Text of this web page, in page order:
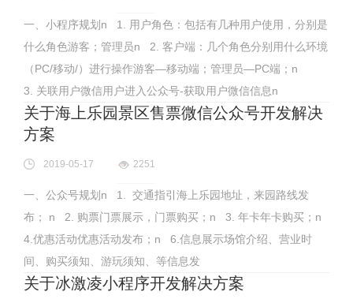
一、小程序规划n 1. 用户角色：包括有几种用户使用，分别是
什么角色游客；管理员n 2. 客户端：几个角色分别用什么环境
（PC/移动/）进行操作游客—移动端；管理员—PC端；n
3. 关联用户微信用户进入公众号-获取用户微信信息n
关于海上乐园景区售票微信公众号开发解决
方案
2019-05-17 2251
一、公众号规划n 1. 交通指引海上乐园地址，来园路线发
布； n 2. 购票门票展示，门票购买；n 3. 年卡年卡购买；n
4.优惠活动优惠活动发布；n 6.信息展示场馆介绍、营业时
间、购买须知、游玩须知、等信息发
关于冰激凌小程序开发解决方案